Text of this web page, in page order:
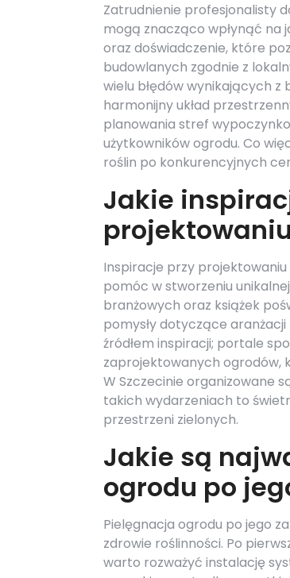
Zatrudnienie profesjonalisty
mogą znacząco wpłynąć na
oraz doświadczenie, które
budowlanych zgodnie z
wielu błędów wynikających
harmonijny układ
planowania stref
użytkowników ogrodu. Co
roślin po konkurencyjnych
Jakie
Inspiracje przy
pomóc w stworzeniu
branżowych oraz książek
pomysły dotyczące
źródłem inspiracji; portale
zaprojektowanych ogrodów,
W Szczecinie organizowane
takich wydarzeniach to
przestrzeni zielonych.
Jakie są
ogrodu po
Pielęgnacja ogrodu po jego
zdrowie roślinności. Po
warto rozważyć instalację